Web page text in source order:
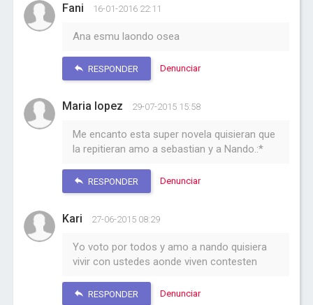
Fani 16-01-2016 22:11
Ana esmu laondo osea
RESPONDER Denunciar
Maria lopez 29-07-2015 15:58
Me encanto esta super novela quisieran que
la repitieran amo a sebastian y a Nando.:*
RESPONDER Denunciar
Kari 27-06-2015 08:29
Yo voto por todos y amo a nando quisiera
vivir con ustedes aonde viven contesten
RESPONDER Denunciar